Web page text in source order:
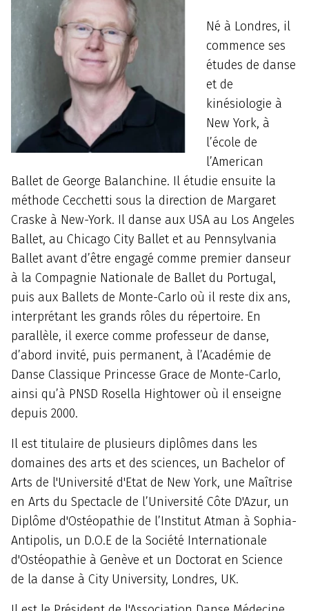
Né à Londres, il
commence ses
études de danse
et de
kinésiologie à
New York, à
l’école de
l’American
Ballet de George Balanchine. Il étudie ensuite la
méthode Cecchetti sous la direction de Margaret
Craske à New-York. Il danse aux USA au Los Angeles
Ballet, au Chicago City Ballet et au Pennsylvania
Ballet avant d’être engagé comme premier danseur
à la Compagnie Nationale de Ballet du Portugal,
puis aux Ballets de Monte-Carlo où il reste dix ans,
interprétant les grands rôles du répertoire. En
parallèle, il exerce comme professeur de danse,
d’abord invité, puis permanent, à l’Académie de
Danse Classique Princesse Grace de Monte-Carlo,
ainsi qu’à PNSD Rosella Hightower où il enseigne
depuis 2000.
Il est titulaire de plusieurs diplômes dans les
domaines des arts et des sciences, un Bachelor of
Arts de l'Université d'Etat de New York, une Maîtrise
en Arts du Spectacle de l’Université Côte D'Azur, un
Diplôme d'Ostéopathie de l’Institut Atman à Sophia-
Antipolis, un D.O.E de la Société Internationale
d'Ostéopathie à Genève et un Doctorat en Science
de la danse à City University, Londres, UK.